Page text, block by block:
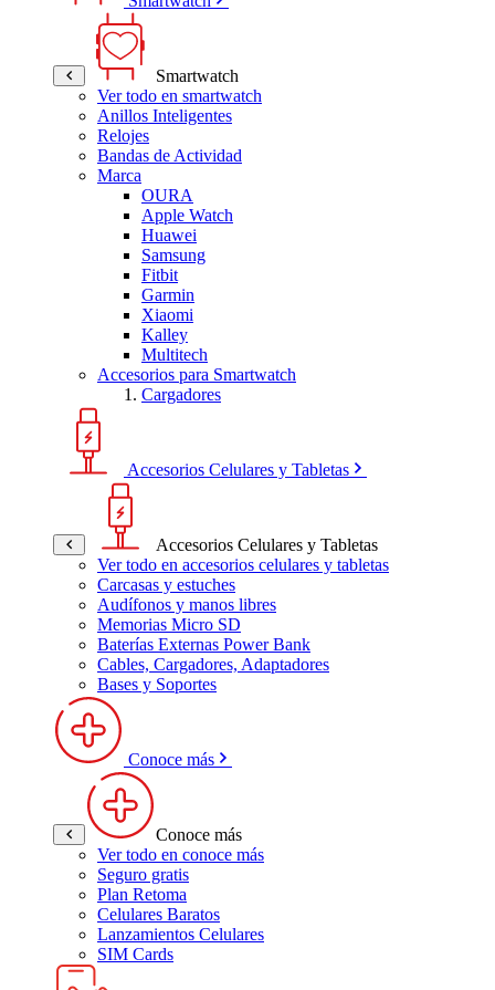
Smartwatch
Ver todo en smartwatch
Anillos Inteligentes
Relojes
Bandas de Actividad
Marca
OURA
Apple Watch
Huawei
Samsung
Fitbit
Garmin
Xiaomi
Kalley
Multitech
Accesorios para Smartwatch
Cargadores
Accesorios Celulares y Tabletas
Accesorios Celulares y Tabletas
Ver todo en accesorios celulares y tabletas
Carcasas y estuches
Audífonos y manos libres
Memorias Micro SD
Baterías Externas Power Bank
Cables, Cargadores, Adaptadores
Bases y Soportes
Conoce más
Conoce más
Ver todo en conoce más
Seguro gratis
Plan Retoma
Celulares Baratos
Lanzamientos Celulares
SIM Cards